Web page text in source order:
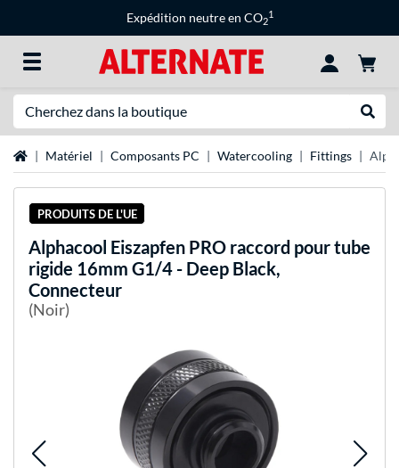
Expédition neutre en CO2
1
Page d'accueil
Matériel Composants PC Watercooling Fittings
PRODUITS DE L'UE
Alphacool Eiszapfen PRO raccord pour tube
rigide 16mm G1/4 - Deep Black,
Connecteur
(Noir)